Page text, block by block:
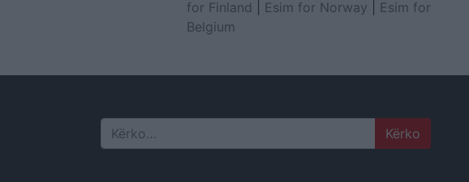
for Finland Esim for Norway
Esim for
Belgium
Search